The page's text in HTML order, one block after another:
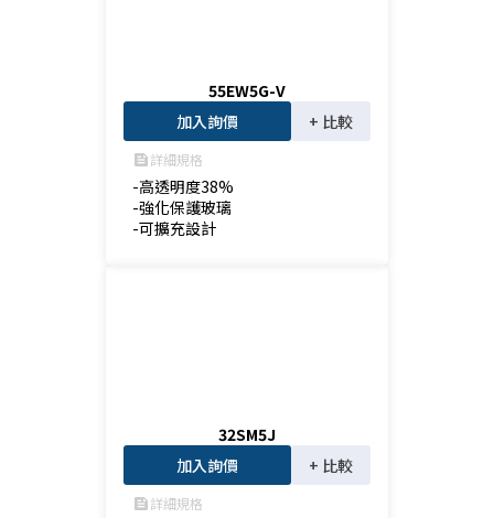
55EW5G-V
加入詢價
+ 比較
feed詳細規格
-高透明度38%
-強化保護玻璃
-可擴充設計
32SM5J
加入詢價
+ 比較
feed詳細規格